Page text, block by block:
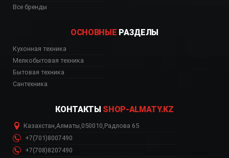
Все бренды
ОСНОВНЫЕ РАЗДЕЛЫ
Кухонная техника
Мелкобытовая техника
Бытовая техника
Сантехника
КОНТАКТЫ SHOP-ALMATY.KZ
Казахстан,Алматы,050010,Радлова 65
+7(701)8007490
+7(708)8207490